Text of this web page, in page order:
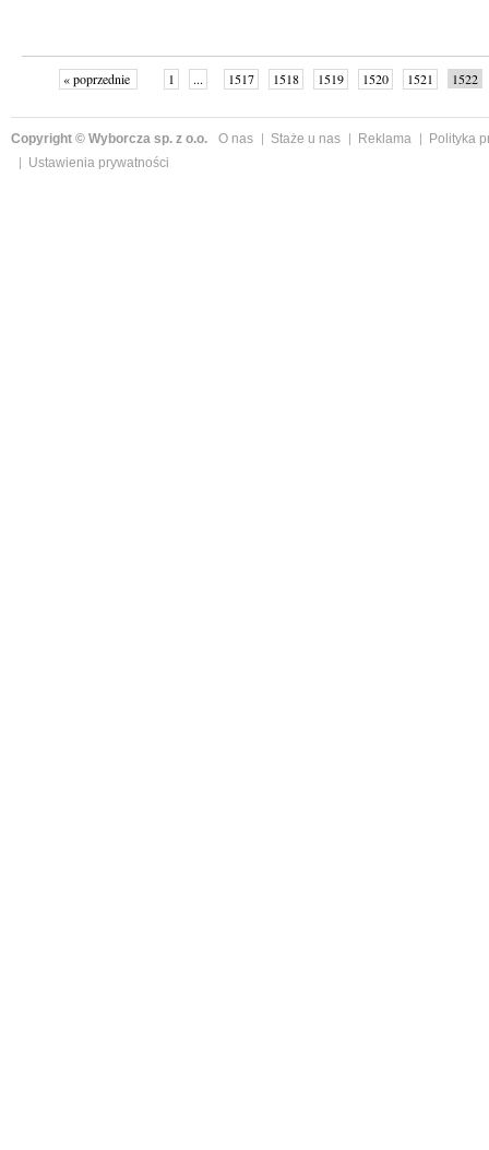
« poprzednie 1 ... 1517 1518 1519 1520 1521
1522
Copyright © Wyborcza sp. z o.o. O nas Staże u nas Reklama
Polityka
Ustawienia prywatności